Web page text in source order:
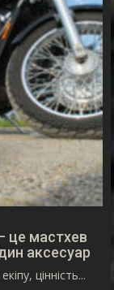
це мастхев
аксесуар
цінність...